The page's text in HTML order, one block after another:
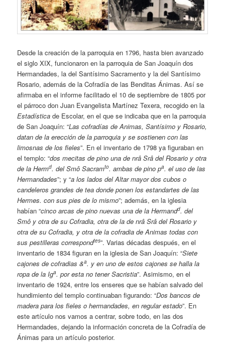
Desde la creación de la parroquia en 1796, hasta bien avanzado
el siglo XIX, funcionaron en la parroquia de San Joaquín dos
Hermandades, la del Santísimo Sacramento y la del Santísimo
Rosario, además de la Cofradía de las Benditas Ánimas. Así se
afirmaba en el informe facilitado el 10 de septiembre de 1805 por
el párroco don Juan Evangelista Martínez Texera, recogido en la
Estadística de Escolar, en el que se indicaba que en la parroquia
de San Joaquín: “Las cofradías de Animas, Santísimo y Rosario,
datan de la erección de la parroquia y se sostienen con las
limosnas de los fieles”. En el inventario de 1798 ya figuraban en
el templo: “dos mecitas de pino una de nrâ Srâ del Rosario y otra
de la Hermd. del Smô Sacramto. ambas de pino pa. el uso de las
Hermandades”; y “a los lados del Altar mayor dos cubos o
candeleros grandes de tea donde ponen los estandartes de las
Hermes. con sus pies de lo mismo”; además, en la iglesia
habían “cinco arcas de pino nuevas una de la Hermandd. del
Smô y otra de su Cofradia, otra de la de nrâ Srâ del Rosario y
otra de su Cofradia, y otra de la cofradia de Animas todas con
sus pestilleras correspondtes”. Varias décadas después, en el
inventario de 1834 figuran en la iglesia de San Joaquín: “Siete
cajones de cofradias &a. y en uno de estos cajones se halla la
ropa de la Iga. por esta no tener Sacristia”. Asimismo, en el
inventario de 1924, entre los enseres que se habían salvado del
hundimiento del templo continuaban figurando: “Dos bancos de
madera para los fieles o hermandades, en regular estado”. En
este artículo nos vamos a centrar, sobre todo, en las dos
Hermandades, dejando la información concreta de la Cofradía de
Ánimas para un artículo posterior.